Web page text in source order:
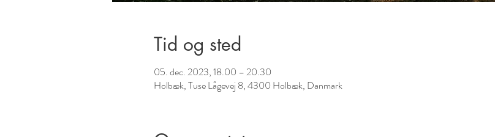
Tid og sted
05. dec. 2023, 18.00 – 20.30
Holbæk, Tuse Lågevej 8, 4300 Holbæk, Danmark